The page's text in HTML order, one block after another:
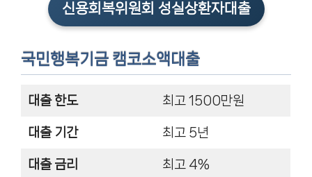
신용회복위원회 성실상환자대출
국민행복기금 캠코소액대출
대출 한도 최고 1500만원
대출 기간 최고 5년
대출 금리 최고 4%